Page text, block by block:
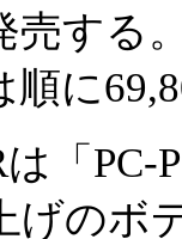
売する
順に
「PC-
げのボ